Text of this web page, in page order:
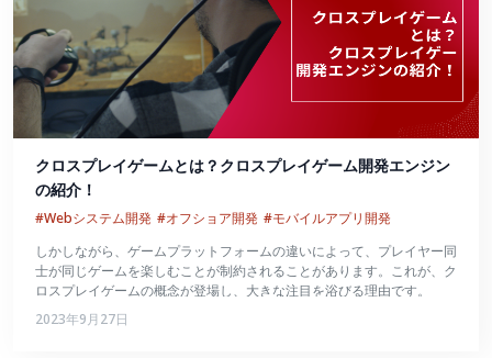
クロスプレイゲームとは？クロスプレイゲーム開発エンジン
の紹介！
#Webシステム開発 #オフショア開発 #モバイルアプリ開発
しかしながら、ゲームプラットフォームの違いによって、プレイヤー同
士が同じゲームを楽しむことが制約されることがあります。これが、ク
ロスプレイゲームの概念が登場し、大きな注目を浴びる理由です。
2023年9月27日